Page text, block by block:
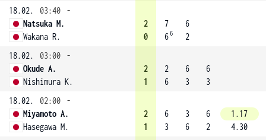
18.02.
03:40
-
Natsuka M.
Wakana R.
2
0
7
66
6
2
18.02.
03:00
-
Okude A.
Nishimura K.
2
1
2
6
6
3
6
3
18.02.
02:00
-
Miyamoto A.
Hasegawa M.
2
1
6
3
3
6
6
2
1.17
4.30